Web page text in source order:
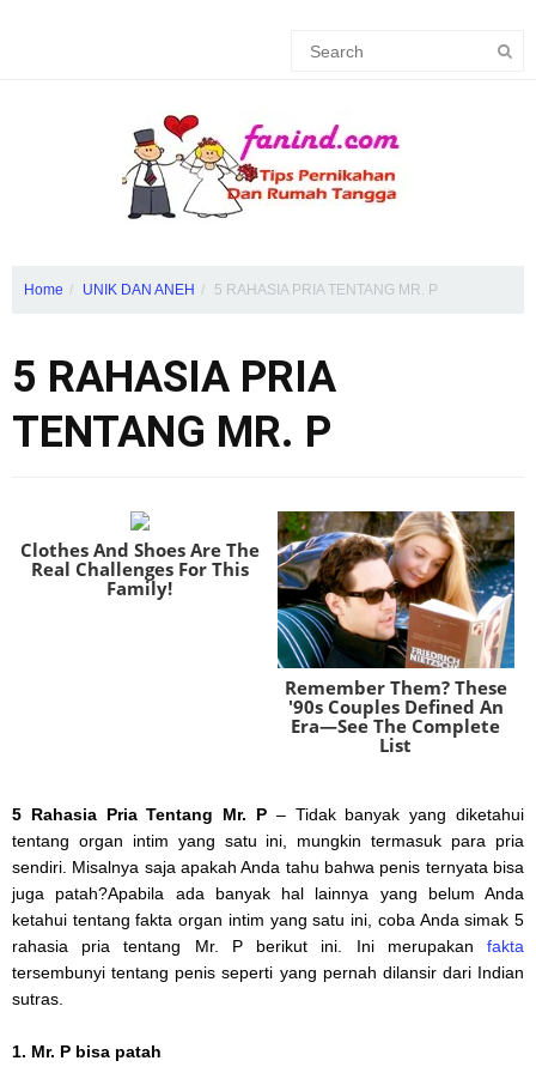
Home UNIK DAN ANEH 5 RAHASIA PRIA TENTANG MR. P
5 RAHASIA PRIA
TENTANG MR. P
Clothes And Shoes Are The
Real Challenges For This
Family!
Remember Them? These
'90s Couples Defined An
Era—See The Complete
List
5 Rahasia Pria Tentang Mr. P – Tidak banyak yang diketahui
tentang organ intim yang satu ini, mungkin termasuk para pria
sendiri. Misalnya saja apakah Anda tahu bahwa penis ternyata bisa
juga patah?Apabila ada banyak hal lainnya yang belum Anda
ketahui tentang fakta organ intim yang satu ini, coba Anda simak 5
rahasia pria tentang Mr. P berikut ini. Ini merupakan fakta
tersembunyi tentang penis seperti yang pernah dilansir dari Indian
sutras.
1. Mr. P bisa patah